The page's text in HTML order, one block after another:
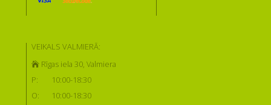
VEIKALS VALMIERĀ:
Rīgas iela 30, Valmiera
P:
10:00-18:30
O:
10:00-18:30